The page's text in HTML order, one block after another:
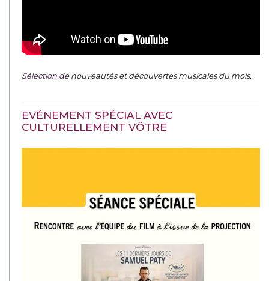
Sélection denouveautés et découvertes musicales du mois.
EVÉNEMENT SPÉCIAL AVEC
CULTURELLEMENT VÔTRE